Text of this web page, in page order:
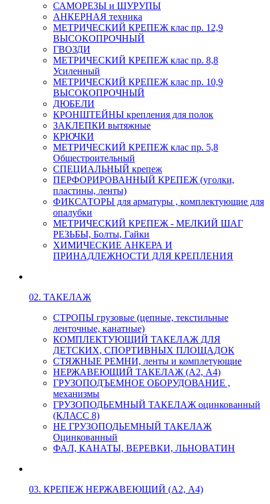
САМОРЕЗЫ и ШУРУПЫ
АНКЕРНАЯ техника
МЕТРИЧЕСКИЙ КРЕПЕЖ клас пр. 12,9
ВЫСОКОПРОЧНЫЙ
ГВОЗДИ
МЕТРИЧЕСКИЙ КРЕПЕЖ клас пр. 8,8
Усиленный
МЕТРИЧЕСКИЙ КРЕПЕЖ клас пр. 10,9
ВЫСОКОПРОЧНЫЙ
ДЮБЕЛИ
КРОНШТЕЙНЫ крепления для полок
ЗАКЛЕПКИ вытяжные
КРЮЧКИ
МЕТРИЧЕСКИЙ КРЕПЕЖ клас пр. 5,8
Общестроительный
СПЕЦИАЛЬНЫЙ крепеж
ПЕРФОРИРОВАННЫЙ КРЕПЕЖ (уголки,
пластины, ленты)
ФИКСАТОРЫ для арматуры , комплектующие для
опалубки
МЕТРИЧЕСКИЙ КРЕПЕЖ - МЕЛКИЙ ШАГ
РЕЗЬБЫ, Болты, Гайки
ХИМИЧЕСКИЕ АНКЕРА И
ПРИНАДЛЕЖНОСТИ ДЛЯ КРЕПЛЕНИЯ
02. ТАКЕЛАЖ
СТРОПЫ грузовые (цепные, текстильные
ленточные, канатные)
КОМПЛЕКТУЮЩИЙ ТАКЕЛАЖ ДЛЯ
ДЕТСКИХ, СПОРТИВНЫХ ПЛОЩАДОК
СТЯЖНЫЕ РЕМНИ, ленты и комплетующие
НЕРЖАВЕЮЩИЙ ТАКЕЛАЖ (А2, А4)
ГРУЗОПОДЪЕМНОЕ ОБОРУДОВАНИЕ ,
механизмы
ГРУЗОПОДЬЕМНЫЙ ТАКЕЛАЖ оцинкованный
(КЛАСС 8)
НЕ ГРУЗОПОДЬЕМНЫЙ ТАКЕЛАЖ
Оцинкованный
ФАЛ, КАНАТЫ, ВЕРЕВКИ, ЛЬНОВАТИН
03. КРЕПЕЖ НЕРЖАВЕЮЩИЙ (А2, А4)